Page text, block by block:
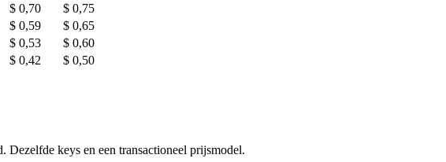
$ 0,70
$ 0,75
$ 0,59
$ 0,65
$ 0,53
$ 0,60
$ 0,42 $ 0,50
keys en een transactioneel prijsmodel.